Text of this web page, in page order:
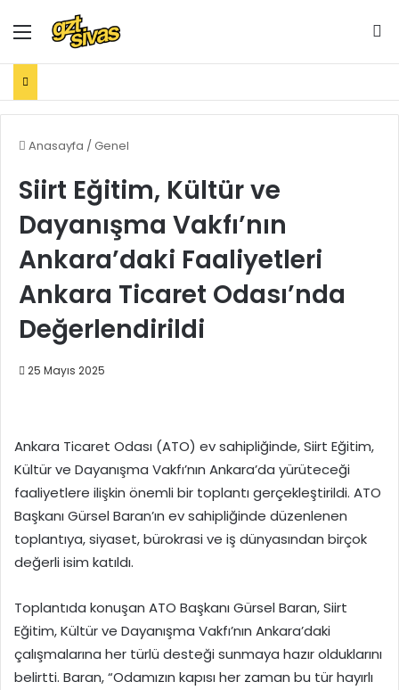
Menü
Anasayfa / Genel
Siirt Eğitim, Kültür ve
Dayanışma Vakfı’nın
Ankara’daki Faaliyetleri
Ankara Ticaret Odası’nda
Değerlendirildi
25 Mayıs 2025
Ankara Ticaret Odası (ATO) ev sahipliğinde, Siirt Eğitim,
Kültür ve Dayanışma Vakfı’nın Ankara’da yürüteceği
faaliyetlere ilişkin önemli bir toplantı gerçekleştirildi. ATO
Başkanı Gürsel Baran’ın ev sahipliğinde düzenlenen
toplantıya, siyaset, bürokrasi ve iş dünyasından birçok
değerli isim katıldı.
Toplantıda konuşan ATO Başkanı Gürsel Baran, Siirt
Eğitim, Kültür ve Dayanışma Vakfı’nın Ankara’daki
çalışmalarına her türlü desteği sunmaya hazır olduklarını
belirtti. Baran, “Odamızın kapısı her zaman bu tür hayırlı